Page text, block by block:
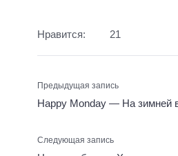
Нравится: 21
Предыдущая запись
Happy Monday — На зимней
Следующая запись